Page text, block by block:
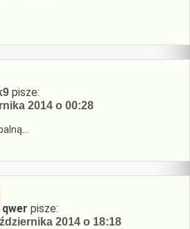
pisze:
2014 o 00:28
qwer pisze:
2014 o 18:18